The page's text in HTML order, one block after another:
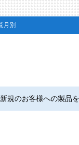
月別
新規のお客様への製品